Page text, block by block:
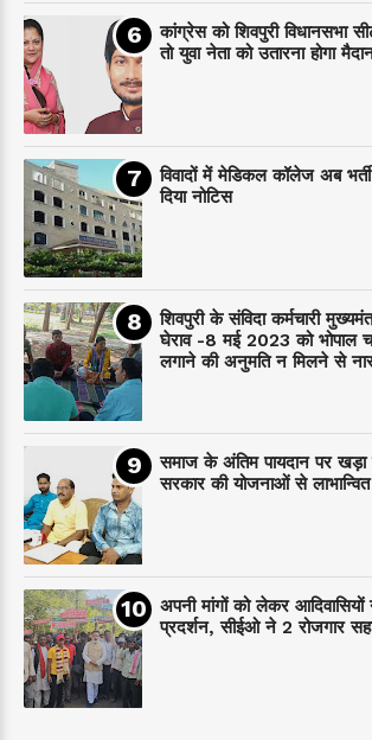
कांग्रेस को शिवपुरी विधानसभा
तो युवा नेता को उतारना होगा
विवादों में मेडिकल कॉलेज अब
दिया नोटिस
शिवपुरी के संविदा कर्मचारी
घेराव -8 मई 2023 को भोपाल
लगाने की अनुमति न मिलने से
समाज के अंतिम पायदान पर‌ खड़ा
सरकार की योजनाओं से लाभान्वित
अपनी मांगों को लेकर आदिवासियों
प्रदर्शन, सीईओ ने 2 रोजगार